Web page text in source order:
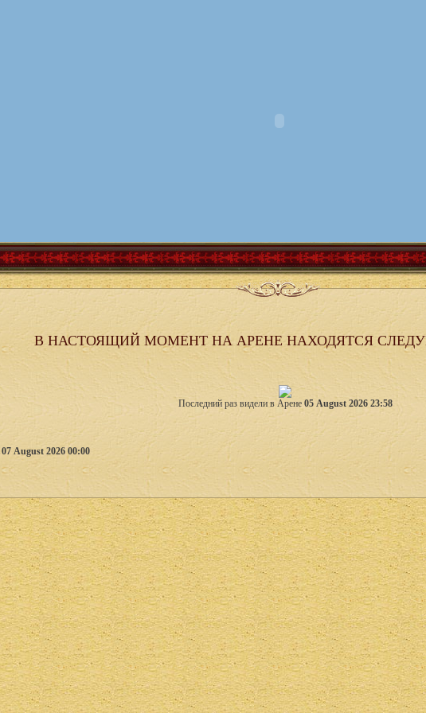
В НАСТОЯЩИЙ МОМЕНТ НА АРЕНЕ НАХОДЯТСЯ
Последний раз видели в Арене 05 August 2026 23:58
07 August 2026 00:00